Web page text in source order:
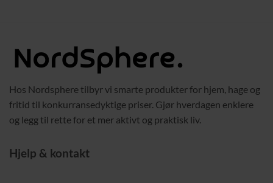
Hos Nordsphere tilbyr vi smarte produkter for hjem, hage og
fritid til konkurransedyktige priser. Gjør hverdagen enklere
og legg til rette for et mer aktivt og praktisk liv.
Hjelp & kontakt